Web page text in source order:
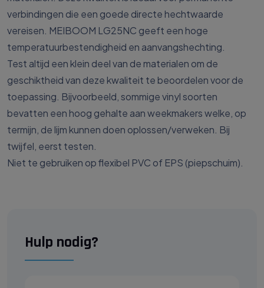
Hulp nodig?
verbindingen die een goede directe hechtwaarde
vereisen. MEIBOOM LG25NC geeft een hoge
temperatuurbestendigheid en aanvangshechting.
Test altijd een klein deel van de materialen om de
geschiktheid van deze kwaliteit te beoordelen voor de
toepassing. Bijvoorbeeld, sommige vinyl soorten
bevatten een hoog gehalte aan weekmakers welke, op
termijn, de lijm kunnen doen oplossen/verweken. Bij
twijfel, eerst testen.
Niet te gebruiken op flexibel PVC of EPS (piepschuim).